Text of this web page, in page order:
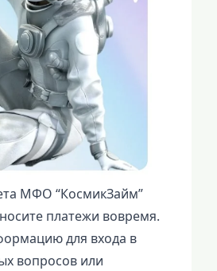
МФО “КосмикЗайм”
платежи вовремя.
для входа в
вопросов или